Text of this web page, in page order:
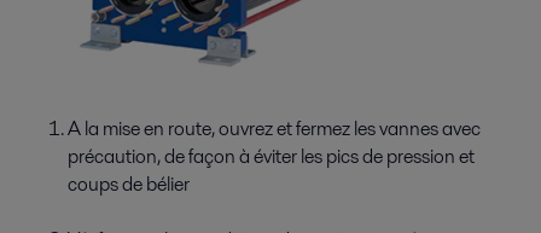
A la mise en route, ouvrez et fermez les vannes avec
précaution, de façon à éviter les pics de pression et
coups de bélier